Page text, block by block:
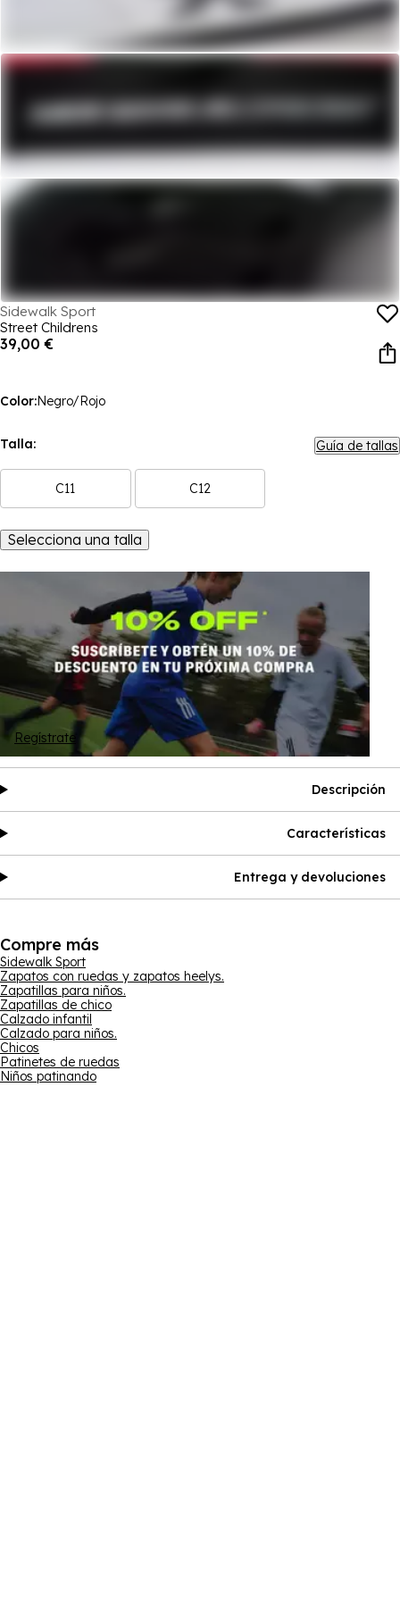
Sidewalk Sport
Street Childrens
39,00 €
Color:Negro/Rojo
Talla: Guía de tallas
C11 C12
Selecciona una talla
Regístrate
Descripción
Características
Entrega y devoluciones
Compre más
Sidewalk Sport
Zapatos con ruedas y zapatos heelys.
Zapatillas para niños.
Zapatillas de chico
Calzado infantil
Calzado para niños.
Chicos
Patinetes de ruedas
Niños patinando